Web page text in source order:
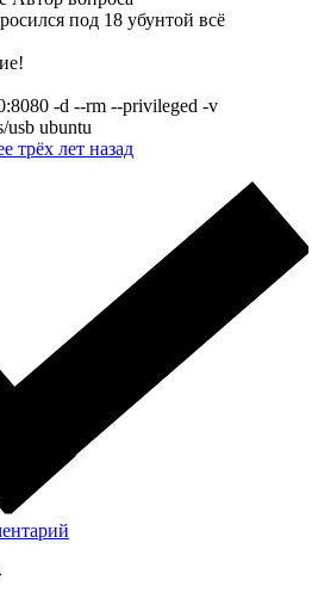
под 18 убунтой всё
-d --rm --privileged -v
usb ubuntu
трёх лет назад